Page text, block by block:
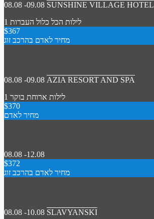
08.08 -09.08 SUNSHINE VILLAGE HOTEL
1 לילות הכל כלול העברות
$367
מחיר לאדם בהרכב זוג
08.08 -09.08 AZIA RESORT AND SPA
1 לילות ארוחת בוקר
$370
מחיר לאדם
08.08 -12.08
$372
מחיר לאדם בהרכב זוג
08.08 -10.08 SLAVYANSKI